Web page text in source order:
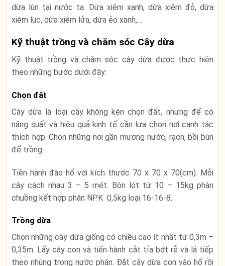
dừa lùn tại nước ta: Dừa xiêm xanh, dừa xiêm đỏ, dừa
xiêm lục, dừa xiêm lửa, dừa ẻo xanh,…
Kỹ thuật trồng và chăm sóc Cây dừa
Kỹ thuật trồng và chăm sóc cây dừa được thực hiện
theo những bước dưới đây:
Chọn đất
Cây dừa là loại cây không kén chọn đất, nhưng để có
năng suất và hiệu quả kinh tế cần lựa chọn nơi canh tác
thích hợp. Chọn những nơi gần mương nước, rạch, bồi bùn
để trồng.
Tiền hành đào hố với kích thước 70 x 70 x 70(cm). Mỗi
cây cách nhau 3 – 5 mét. Bón lót từ 10 – 15kg phân
chuồng kết hợp phân NPK 0,5kg loại 16-16-8.
Trồng dừa
Chọn những cây dừa giống có chiều cao ít nhất từ 0,3m –
0,35m. Lấy cây con và tiến hành cắt tỉa bớt rễ và lá tiếp
theo nhúng trong nước phân. Đặt cây dừa con vào hố rồi